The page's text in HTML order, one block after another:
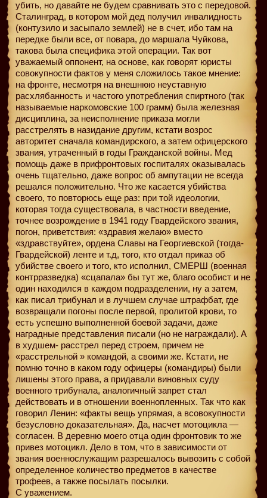
убить, но давайте не будем сравнивать это с передовой.
Сталинград, в котором мой дед получил инвалидность
(контузило и засыпало землей) не в счет, ибо там на
передке были все, от повара, до маршала Чуйкова,
такова была специфика этой операции. Так вот
уважаемый оппонент, на основе, как говорят юристы
совокупности фактов у меня сложилось такое мнение:
на фронте, несмотря на внешнюю неуставную
расхлябанность и частого употребления спиртного (так
называемые наркомовские 100 грамм) была железная
дисциплина, за неисполнение приказа могли
расстрелять в назидание другим, кстати возрос
авторитет сначала командирского, а затем офицерского
звания, утраченный в годы Гражданской войны. Мед
помощь даже в прифронтовых госпиталях оказывалась
очень тщательно, даже вопрос об ампутации не всегда
решался положительно. Что же касается убийства
своего, то повторюсь еще раз: при той идеологии,
которая тогда существовала, в частности введение,
точнее возрождение в 1941 году Гвардейского звания,
погон, приветствия: «здравия желаю» вместо
«здравствуйте», ордена Славы на Георгиевской (тогда-
Гвардейской) ленте и т.д, того, кто отдал приказ об
убийстве своего и того, кто исполнил, СМЕРШ (военная
контрразведка) «сцапала» бы тут же, благо особист и не
один находился в каждом подразделении, ну а затем,
как писал трибунал и в лучшем случае штрафбат, где
возвращали погоны после первой, пролитой крови, то
есть успешно выполненной боевой задачи, даже
наградные представления писали (но не награждали). А
в худшем- расстрел перед строем, причем не
«расстрельной » командой, а своими же. Кстати, не
помню точно в каком году офицеры (командиры) были
лишены этого права, а придавали виновных суду
военного трибунала, аналогичный запрет стал
действовать и в отношении военнопленных. Так что как
говорил Ленин: «факты вещь упрямая, а всовокупности
безусловно доказательная». Да, насчет мотоцикла —
согласен. В деревню моего отца один фронтовик то же
привез мотоцикл. Дело в том, что в зависимости от
звания военнослужащим разрешалось вывозить с собой
определенное количество предметов в качестве
трофеев, а также посылать посылки.
С уважением.